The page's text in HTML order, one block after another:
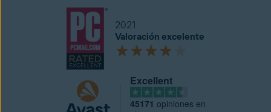
2021
Valoración excelente
Excellent
45171 opiniones en